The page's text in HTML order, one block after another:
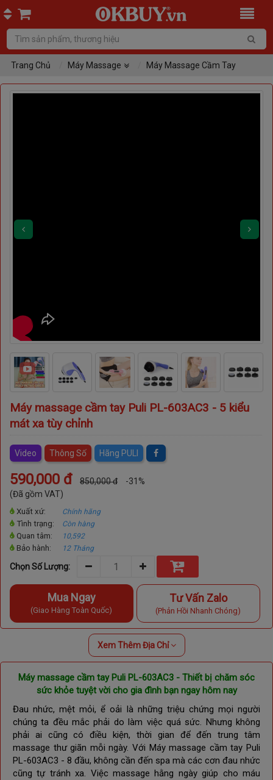
Trang Chủ Máy Massage Máy Massage Cầm Tay
Máy massage cầm tay Puli PL-603AC3 - 5 kiểu
mát xa tùy chỉnh
Video Thông Số Hãng PULI
590,000 đ 850,000 đ
-31%
(Đã gồm VAT)
Xuất xứ: Chính hãng
Tình trạng: Còn hàng
Quan tâm: 10,592
Bảo hành: 12 Tháng
Chọn Số Lượng:
Mua Ngay
(Giao Hàng Toàn Quốc)
Tư Vấn Zalo
(Phản Hồi Nhanh Chóng)
Xem Thêm Địa Chỉ
Máy massage cầm tay Puli PL-603AC3 - Thiết bị chăm sóc
sức khỏe tuyệt vời cho gia đình bạn ngay hôm nay
Đau nhức, mệt mỏi, ể oải là những triệu chứng mọi người
chúng ta đều mắc phải do làm việc quá sức. Nhưng không
phải ai cũng có điều kiện, thời gian để đến trung tâm
massage thư giãn mỗi ngày. Với Máy massage cầm tay Puli
PL-603AC3 - 8 đầu, không cần đến spa mà các cơn đau nhức
cũng tự tránh xa. Việc massage hằng ngày giúp cho máu